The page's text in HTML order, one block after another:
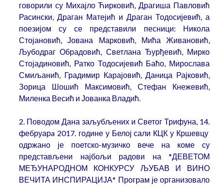
говорили су Михајло Ћирковић, Драгиша Павловић
Расински, Драган Матејић и Драган Тодосијевић, а
поезијом су се представили песници: Никола
Стојановић, Јована Марковић, Мића Живановић,
Љубодраг Обрадовић, Светлана Ђурђевић, Мирко
Стојадиновић, Ратко Тодосијевић Баћо, Мирослава
Смиљанић, Градимир Карајовић, Даница Рајковић,
Зорица Шошић Максимовић, Стефан Кнежевић,
Миленка Весић и Јованка Владић.
2. Поводом Дана заљубљених и Светог Трифуна, 14.
фебруарa 2017. године у Белој сали КЦК у Кршевцу
одржано је поетско-музичко вече на коме су
представљени најбољи радови на *ДЕВЕТОМ
МЕЂУНАРОДНОМ КОНКУРСУ ЉУБАВ И ВИНО
ВЕЧИТА ИНСПИРАЦИЈА* Програм је организовало